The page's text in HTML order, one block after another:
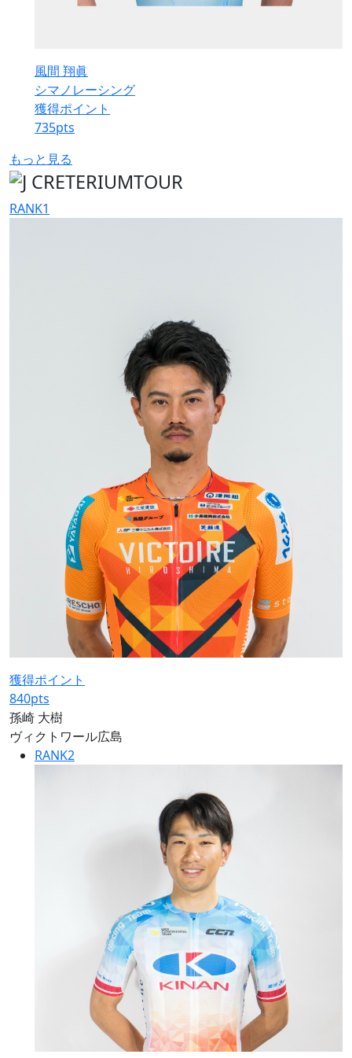
風間 翔眞
シマノレーシング
獲得ポイント
735pts
もっと見る
RANK1
獲得ポイント
840pts
孫崎 大樹
ヴィクトワール広島
RANK2